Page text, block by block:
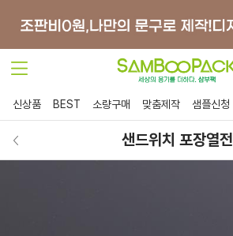
신상품 BEST 소량구매 맞춤제작 샘플신청
샌드위치 포장열전